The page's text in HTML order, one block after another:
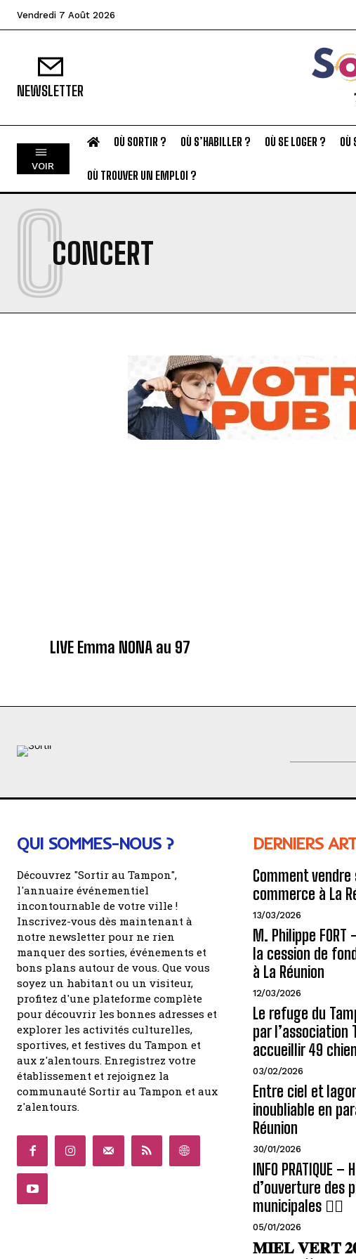
Vendredi 7 Août 2026
NEWSLETTER
VOIR
OÙ SORTIR ? OÙ S’HABILLER ? OÙ SE LOGER ? OÙ
OÙ TROUVER UN EMPLOI ?
CONCERT
C
LIVE Emma NONA au 97
QUI SOMMES-NOUS ?
Découvrez "Sortir au Tampon",
l'annuaire événementiel
incontournable de votre ville !
Inscrivez-vous dès maintenant à
notre newsletter pour ne rien
manquer des sorties, événements et
bons plans autour de vous. Que vous
soyez un habitant ou un visiteur,
profitez d'une plateforme complète
pour découvrir les bonnes adresses et
explorer les activités culturelles,
sportives, et festives du Tampon et
aux z'alentours. Enregistrez votre
établissement et rejoignez la
communauté Sortir au Tampon et aux
z'alentours.
DERNIERS
Comment
commerce à La
13/03/2026
M. Philippe
la cession de
à La Réunion
12/03/2026
Le refuge du
par l’association
accueillir 49
03/02/2026
Entre ciel et
inoubliable en
Réunion
30/01/2026
INFO PRATIQUE –
d’ouverture des
municipales 🏊‍♂️
05/01/2026
𝐌𝐈𝐄𝐋 𝐕𝐄𝐑𝐓